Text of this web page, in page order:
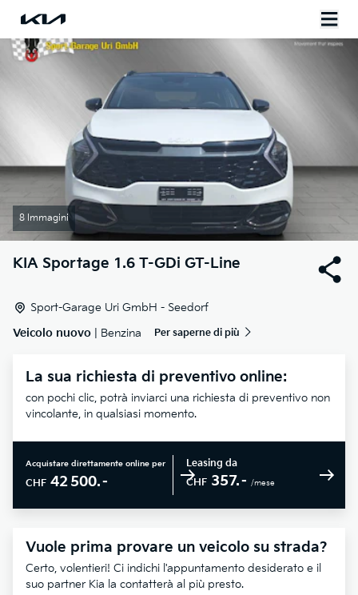
8 Immagini
KIA Sportage 1.6 T-GDi GT-Line
Sport-Garage Uri GmbH - Seedorf
Veicolo nuovo | Benzina Per saperne di più
La sua richiesta di preventivo online:
con pochi clic, potrà inviarci una richiesta di preventivo non
vincolante, in qualsiasi momento.
Acquistare direttamente online per
CHF 42 500.–
Leasing da
CHF 357.– /mese
Vuole prima provare un veicolo su strada?
Certo, volentieri! Ci indichi l'appuntamento desiderato e il
suo partner Kia la contatterà al più presto.